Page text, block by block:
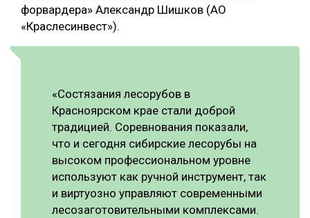
форвардера» Александр Шишков (АО
«Краслесинвест»).
«Состязания лесорубов в
Красноярском крае стали доброй
традицией. Соревнования показали,
что и сегодня сибирские лесорубы на
высоком профессиональном уровне
используют как ручной инструмент, так
и виртуозно управляют современными
лесозаготовительными комплексами.